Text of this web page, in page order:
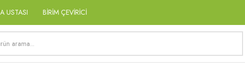
USTASI BİRİM ÇEVİRİCİ